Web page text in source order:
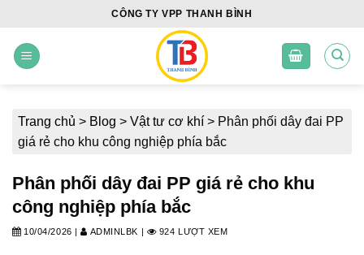
content
CÔNG TY VPP THANH BÌNH
Trang chủ > Blog > Vật tư cơ khí > Phân phối dây đai PP
giá rẻ cho khu công nghiệp phía bắc
Phân phối dây đai PP giá rẻ cho khu
công nghiệp phía bắc
10/04/2026 | ADMINLBK | 924 LƯỢT XEM